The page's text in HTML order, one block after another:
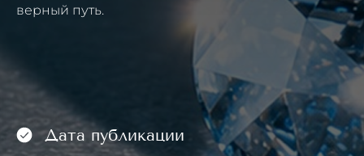
верный путь.
Дата публикации